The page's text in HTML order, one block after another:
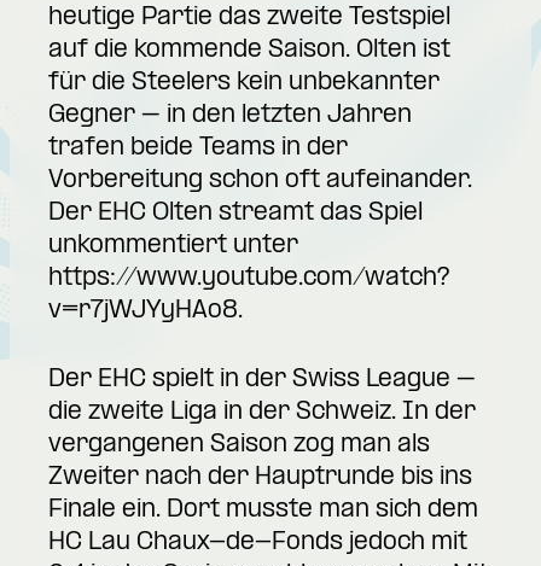
heutige Partie das zweite Testspiel
auf die kommende Saison. Olten ist
für die Steelers kein unbekannter
Gegner – in den letzten Jahren
trafen beide Teams in der
Vorbereitung schon oft aufeinander.
Der EHC Olten streamt das Spiel
unkommentiert unter
https://www.youtube.com/watch?
v=r7jWJYyHAo8.
Der EHC spielt in der Swiss League –
die zweite Liga in der Schweiz. In der
vergangenen Saison zog man als
Zweiter nach der Hauptrunde bis ins
Finale ein. Dort musste man sich dem
HC Lau Chaux-de-Fonds jedoch mit